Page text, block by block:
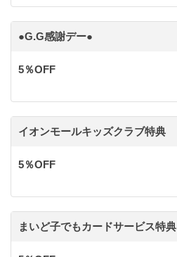
●G.G感謝デー●
5％OFF
イオンモールキッズクラブ特典
5％OFF
まいど子でもカードサービス特典